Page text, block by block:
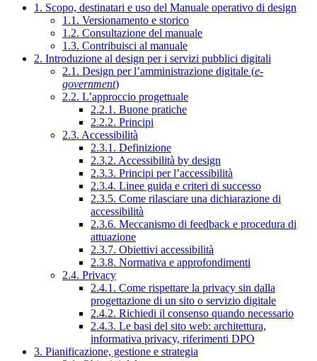
1. Scopo, destinatari e uso del Manuale operativo di design
1.1. Versionamento e storico
1.2. Consultazione del manuale
1.3. Contribuisci al manuale
2. Introduzione al design per i servizi pubblici digitali
2.1. Design per l’amministrazione digitale (e-
government)
2.2. L’approccio progettuale
2.2.1. Buone pratiche
2.2.2. Principi
2.3. Accessibilità
2.3.1. Definizione
2.3.2. Accessibilità by design
2.3.3. Principi per l’accessibilità
2.3.4. Linee guida e criteri di successo
2.3.5. Come rilasciare una dichiarazione di
accessibilità
2.3.6. Meccanismo di feedback e procedura di
attuazione
2.3.7. Obiettivi accessibilità
2.3.8. Normativa e approfondimenti
2.4. Privacy
2.4.1. Come rispettare la privacy sin dalla
progettazione di un sito o servizio digitale
2.4.2. Richiedi il consenso quando necessario
2.4.3. Le basi del sito web: architettura,
informativa privacy, riferimenti DPO
3. Pianificazione, gestione e strategia